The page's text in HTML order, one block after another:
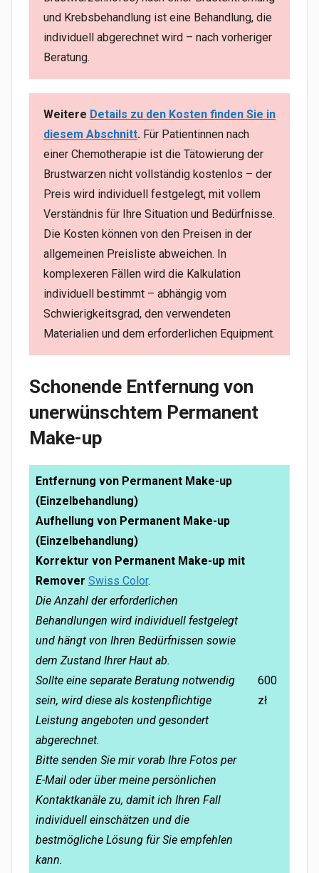
und Krebsbehandlung ist eine Behandlung, die
individuell abgerechnet wird – nach vorheriger
Beratung.
Weitere Details zu den Kosten finden Sie in
diesem Abschnitt. Für Patientinnen nach
einer Chemotherapie ist die Tätowierung der
Brustwarzen nicht vollständig kostenlos – der
Preis wird individuell festgelegt, mit vollem
Verständnis für Ihre Situation und Bedürfnisse.
Die Kosten können von den Preisen in der
allgemeinen Preisliste abweichen. In
komplexeren Fällen wird die Kalkulation
individuell bestimmt – abhängig vom
Schwierigkeitsgrad, den verwendeten
Materialien und dem erforderlichen Equipment.
Schonende Entfernung von
unerwünschtem Permanent
Make-up
Entfernung von Permanent Make-up
(Einzelbehandlung)
Aufhellung von Permanent Make-up
(Einzelbehandlung)
Korrektur von Permanent Make-up mit
Remover Swiss Color.
Die Anzahl der erforderlichen
Behandlungen wird individuell festgelegt
und hängt von Ihren Bedürfnissen sowie
dem Zustand Ihrer Haut ab.
Sollte eine separate Beratung notwendig
sein, wird diese als kostenpflichtige
Leistung angeboten und gesondert
abgerechnet.
Bitte senden Sie mir vorab Ihre Fotos per
E-Mail oder über meine persönlichen
Kontaktkanäle zu, damit ich Ihren Fall
individuell einschätzen und die
bestmögliche Lösung für Sie empfehlen
kann.
600
zł